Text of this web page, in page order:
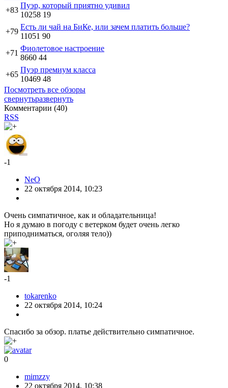
+83
Пуэр, который приятно удивил
10258 19
+79
Есть ли чай на БиКе, или зачем платить больше?
11051 90
+71
Фиолетовое настроение
8660 44
+65
Пуэр премиум класса
10469 48
Посмотреть все обзоры
свернутьразвернуть
Комментарии (40)
RSS
-1
NeO
22 октября 2014, 10:23
Очень симпатичное, как и обладательница!
Но я думаю в погоду с ветерком будет очень легко
приподниматься, оголяя тело))
-1
tokarenko
22 октября 2014, 10:24
Спасибо за обзор. платье действительно симпатичное.
0
mimzzy
22 октября 2014, 10:38